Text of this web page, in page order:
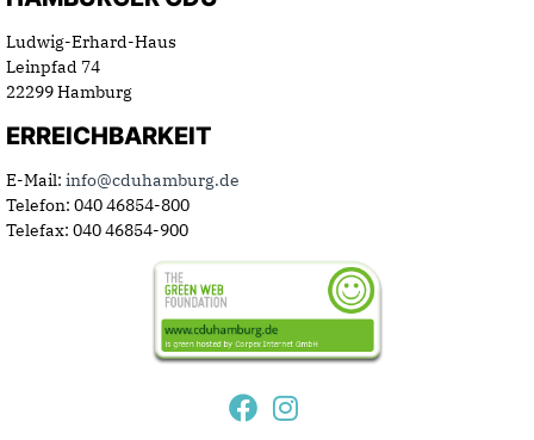
Ludwig-Erhard-Haus
Leinpfad 74
22299 Hamburg
ERREICHBARKEIT
E-Mail: info@cduhamburg.de
Telefon: 040 46854-800
Telefax: 040 46854-900